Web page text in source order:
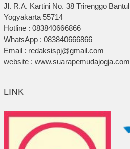
Jl. R.A. Kartini No. 38 Trirenggo Bantul
Yogyakarta 55714
Hotline : 083840666866
WhatsApp : 083840666866
Email : redaksispj@gmail.com
website : www.suarapemudajogja.com
LINK